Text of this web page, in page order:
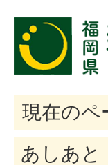
現在のペ
あしあと